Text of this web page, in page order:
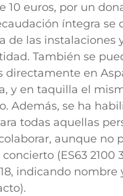
10 euros, por un
íntegra se
de las instalaciones
También se
directamente en
y en taquilla el
Además, se ha
todas aquellas
aunque no
(ES63 2100
indicando nombre